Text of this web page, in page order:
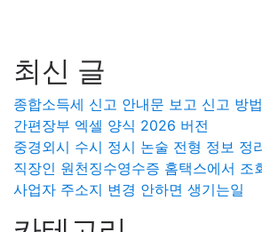
최신 글
종합소득세 신고 안내문 보고 신고 방
간편장부 엑셀 양식 2026 버전
중경외시 수시 정시 논술 전형 정보 정
직장인 원천징수영수증 홈택스에서 조
사업자 주소지 변경 안하면 생기는일